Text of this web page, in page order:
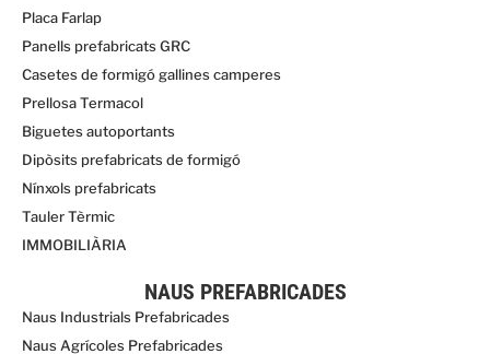
Placa Farlap
Panells prefabricats GRC
Casetes de formigó gallines camperes
Prellosa Termacol
Biguetes autoportants
Dipòsits prefabricats de formigó
Nínxols prefabricats
Tauler Tèrmic
IMMOBILIÀRIA
NAUS PREFABRICADES
Naus Industrials Prefabricades
Naus Agrícoles Prefabricades